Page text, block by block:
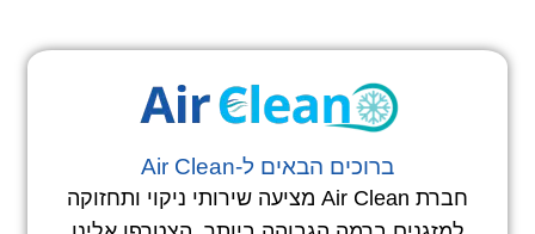
ברוכים הבאים ל-Air Clean
חברת Air Clean מציעה שירותי ניקוי ותחזוקה